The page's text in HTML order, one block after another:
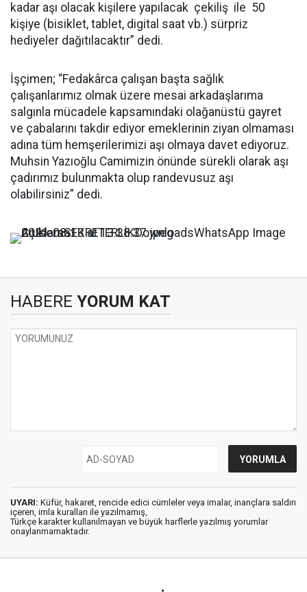
kadar aşı olacak kişilere yapılacak çekiliş ile 50
kişiye (bisiklet, tablet, digital saat vb.) sürpriz
hediyeler dağıtılacaktır” dedi.
İşçimen; “Fedakârca çalışan başta sağlık
çalışanlarımız olmak üzere mesai arkadaşlarıma
salgınla mücadele kapsamındaki olağanüstü gayret
ve çabalarını takdir ediyor emeklerinin ziyan olmaması
adına tüm hemşerilerimizi aşı olmaya davet ediyoruz.
Muhsin Yazıoğlu Camimizin önünde sürekli olarak aşı
çadırımız bulunmakta olup randevusuz aşı
olabilirsiniz” dedi.
HABERE YORUM KAT
UYARI: Küfür, hakaret, rencide edici cümleler veya imalar, inançlara saldırı
içeren, imla kuralları ile yazılmamış,
Türkçe karakter kullanılmayan ve büyük harflerle yazılmış yorumlar
onaylanmamaktadır.